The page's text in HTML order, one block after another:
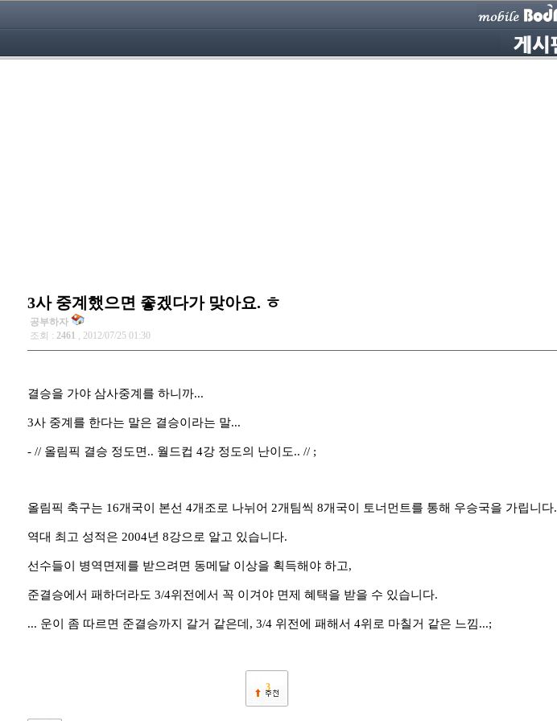
3사 중계했으면 좋겠다가 맞아요. ㅎ
공부하자
조회 : 2461 , 2012/07/25 01:30
결승을 가야 삼사중계를 하니까...
3사 중계를 한다는 말은 결승이라는 말...
- // 올림픽 결승 정도면.. 월드컵 4강 정도의 난이도.. // ;
올림픽 축구는 16개국이 본선 4개조로 나뉘어 2개팀씩 8개국이 토너먼트를 통해 우승국을 가립니다.
역대 최고 성적은 2004년 8강으로 알고 있습니다.
선수들이 병역면제를 받으려면 동메달 이상을 획득해야 하고,
준결승에서 패하더라도 3/4위전에서 꼭 이겨야 면제 혜택을 받을 수 있습니다.
... 운이 좀 따르면 준결승까지 갈거 같은데, 3/4 위전에 패해서 4위로 마칠거 같은 느낌...;
3